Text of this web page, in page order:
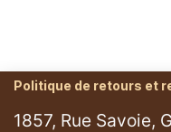
Politique de retours et
1857, Rue Savoie,